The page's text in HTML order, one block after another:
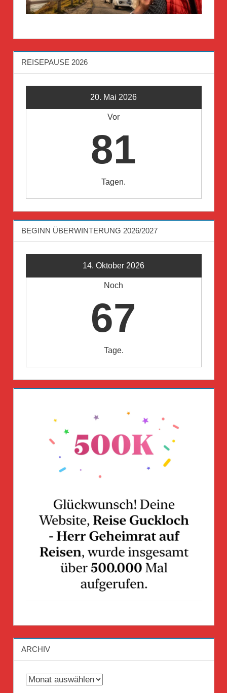
REISEPAUSE 2026
20. Mai 2026
Vor
81
Tagen.
BEGINN ÜBERWINTERUNG 2026/2027
14. Oktober 2026
Noch
67
Tage.
ARCHIV
Archiv